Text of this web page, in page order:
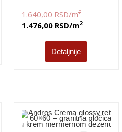
1.640,00RSD/m2
1.476,00 RSD/m2
Detaljnije